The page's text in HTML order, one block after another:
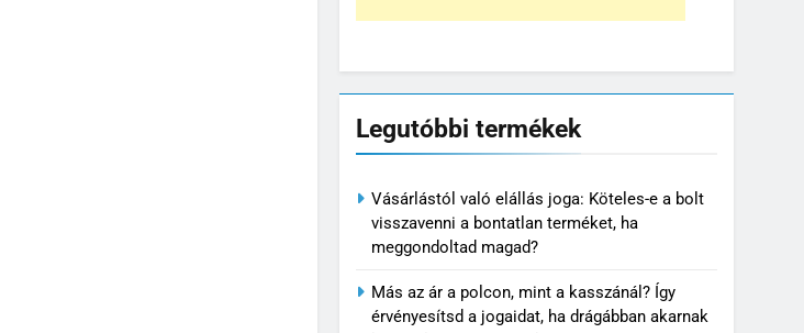
Legutóbbi termékek
Vásárlástól való elállás joga: Köteles-e a bolt
visszavenni a bontatlan terméket, ha
meggondoltad magad?
Más az ár a polcon, mint a kasszánál? Így
érvényesítsd a jogaidat, ha drágábban akarnak